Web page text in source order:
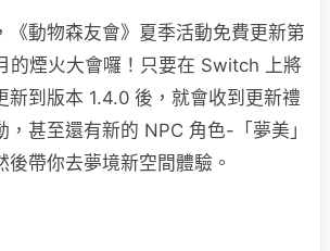
《動物森友會》夏季活動免費更新第
的煙火大會囉！只要在 Switch 上將
新到版本 1.4.0 後，就會收到更新禮
，甚至還有新的 NPC 角色-「夢美」
後帶你去夢境新空間體驗。